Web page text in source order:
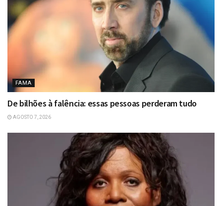
FAMA
De bilhões à falência: essas pessoas perderam tudo
AGOSTO 7, 2026